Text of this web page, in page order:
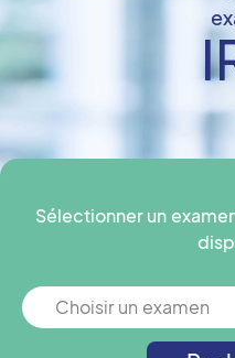
Sélectionner un
Choisir un examen